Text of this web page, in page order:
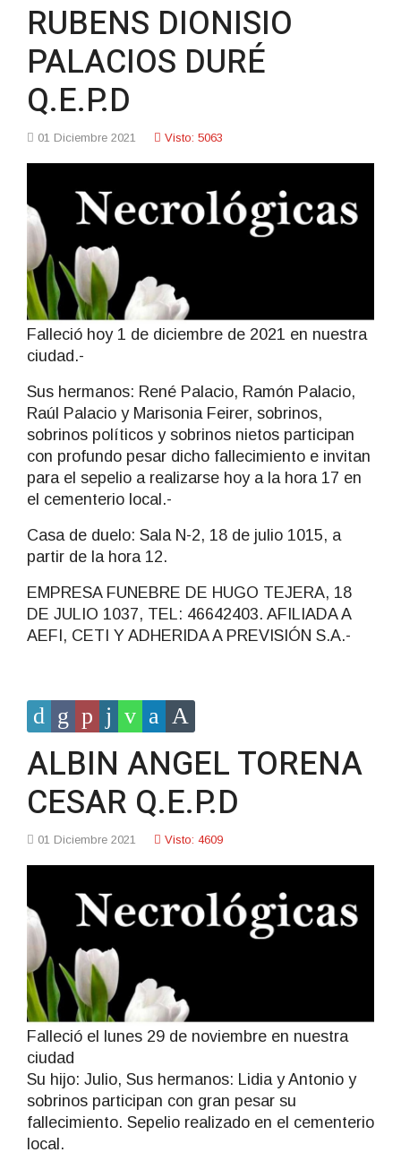
RUBENS DIONISIO
PALACIOS DURÉ
Q.E.P.D
01 Diciembre 2021 Visto: 5063
Falleció hoy 1 de diciembre de 2021 en nuestra
ciudad.-
Sus hermanos: René Palacio, Ramón Palacio,
Raúl Palacio y Marisonia Feirer, sobrinos,
sobrinos políticos y sobrinos nietos participan
con profundo pesar dicho fallecimiento e invitan
para el sepelio a realizarse hoy a la hora 17 en
el cementerio local.-
Casa de duelo: Sala N-2, 18 de julio 1015, a
partir de la hora 12.
EMPRESA FUNEBRE DE HUGO TEJERA, 18
DE JULIO 1037, TEL: 46642403. AFILIADA A
AEFI, CETI Y ADHERIDA A PREVISIÓN S.A.-
ALBIN ANGEL TORENA
CESAR Q.E.P.D
01 Diciembre 2021 Visto: 4609
Falleció el lunes 29 de noviembre en nuestra
ciudad
Su hijo: Julio, Sus hermanos: Lidia y Antonio y
sobrinos participan con gran pesar su
fallecimiento. Sepelio realizado en el cementerio
local.